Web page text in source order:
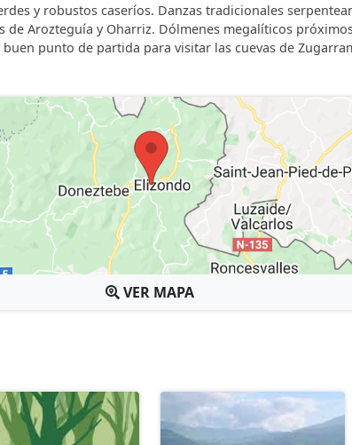
y robustos caseríos. Danzas tradicionales
de Arozteguía y Oharriz. Dólmenes megalíticos
buen punto de partida para visitar las cuevas de
VER MAPA